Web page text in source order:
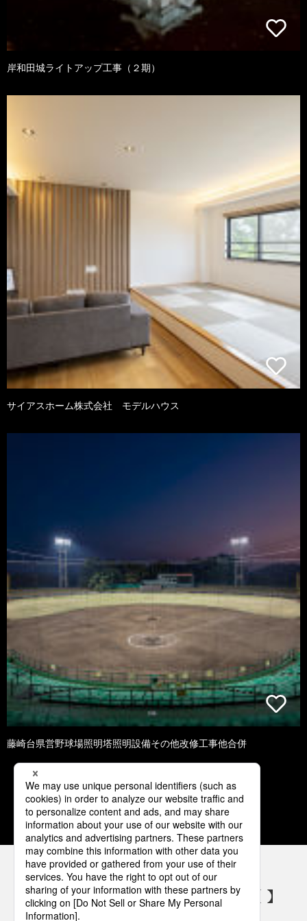
岸和田城ライトアップ工事（２期）
サイアスホーム株式会社 モデルハウス
藤崎台県営野球場照明塔照明設備その他改修工事他合併
1 2 3 4 5
パナソニックの電気設備 SNSアカウント